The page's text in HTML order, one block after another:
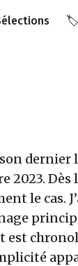
🏷️
son
2023. Dès
le cas.
est